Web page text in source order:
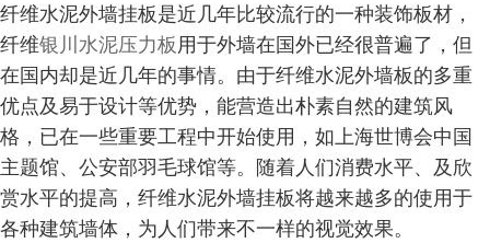
纤维水泥外墙挂板是近几年比较流行的一种装饰板材，
纤维银川水泥压力板用于外墙在国外已经很普遍了，但
在国内却是近几年的事情。由于纤维水泥外墙板的多重
优点及易于设计等优势，能营造出朴素自然的建筑风
格，已在一些重要工程中开始使用，如上海世博会中国
主题馆、公安部羽毛球馆等。随着人们消费水平、及欣
赏水平的提高，纤维水泥外墙挂板将越来越多的使用于
各种建筑墙体，为人们带来不一样的视觉效果。